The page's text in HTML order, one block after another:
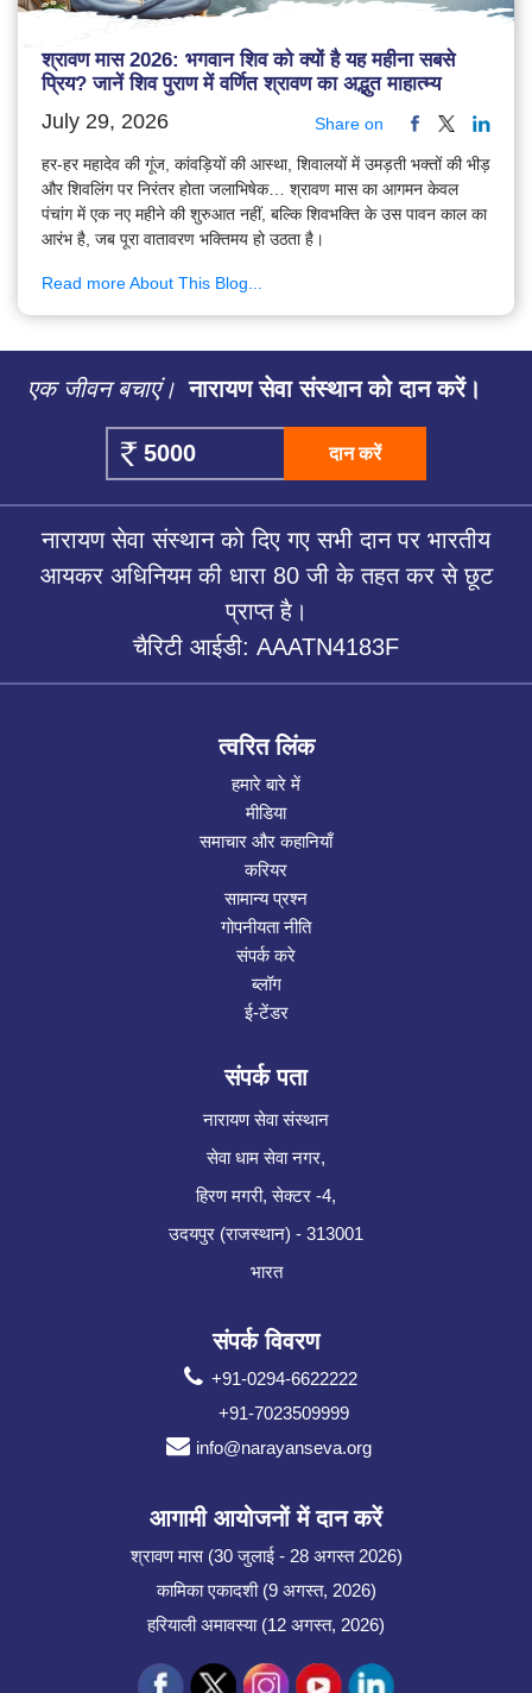
श्रावण मास 2026: भगवान शिव को क्यों है यह महीना सबसे
प्रिय? जानें शिव पुराण में वर्णित श्रावण का अद्भुत माहात्म्य
July 29, 2026 Share on
हर-हर महादेव की गूंज, कांवड़ियों की आस्था, शिवालयों में उमड़ती भक्तों की भीड़
और शिवलिंग पर निरंतर होता जलाभिषेक… श्रावण मास का आगमन केवल
पंचांग में एक नए महीने की शुरुआत नहीं, बल्कि शिवभक्ति के उस पावन काल का
आरंभ है, जब पूरा वातावरण भक्तिमय हो उठता है।
Read more About This Blog...
एक जीवन बचाएं। नारायण सेवा संस्थान को दान करें।
दान करें
नारायण सेवा संस्थान को दिए गए सभी दान पर भारतीय
आयकर अधिनियम की धारा 80 जी के तहत कर से छूट
प्राप्त है।
चैरिटी आईडी: AAATN4183F
त्वरित लिंक
हमारे बारे में
मीडिया
समाचार और कहानियाँ
करियर
सामान्य प्रश्न
गोपनीयता नीति
संपर्क करे
ब्लॉग
ई-टेंडर
संपर्क पता
नारायण सेवा संस्थान
सेवा धाम सेवा नगर,
हिरण मगरी, सेक्टर -4,
उदयपुर (राजस्थान) - 313001
भारत
संपर्क विवरण
+91-0294-6622222
+91-7023509999
info@narayanseva.org
आगामी आयोजनों में दान करें
श्रावण मास (30 जुलाई - 28 अगस्त 2026)
कामिका एकादशी (9 अगस्त, 2026)
हरियाली अमावस्या (12 अगस्त, 2026)